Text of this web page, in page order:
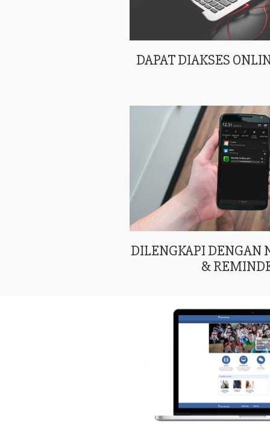
DAPAT DIAKSES
DILENGKAPI DENGAN
&